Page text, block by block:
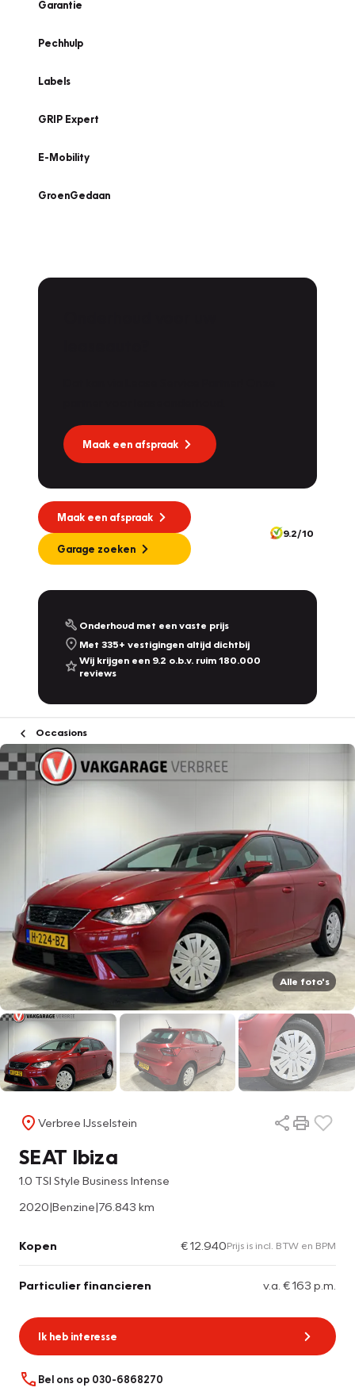
Garantie
Pechhulp
Labels
GRIP Expert
E-Mobility
GroenGedaan
Maak een afspraak
Maak een afspraak
Garage zoeken
9.2/10
Onderhoud met een vaste prijs
Met 335+ vestigingen altijd dichtbij
Wij krijgen een 9.2 o.b.v. ruim 180.000
reviews
Occasions
Alle foto's
Verbree IJsselstein
SEAT Ibiza
1.0 TSI Style Business Intense
2020|Benzine|76.843 km
Kopen € 12.940Prijs is incl. BTW en BPM
Particulier financieren v.a. € 163 p.m.
Ik heb interesse
Bel ons op 030-6868270